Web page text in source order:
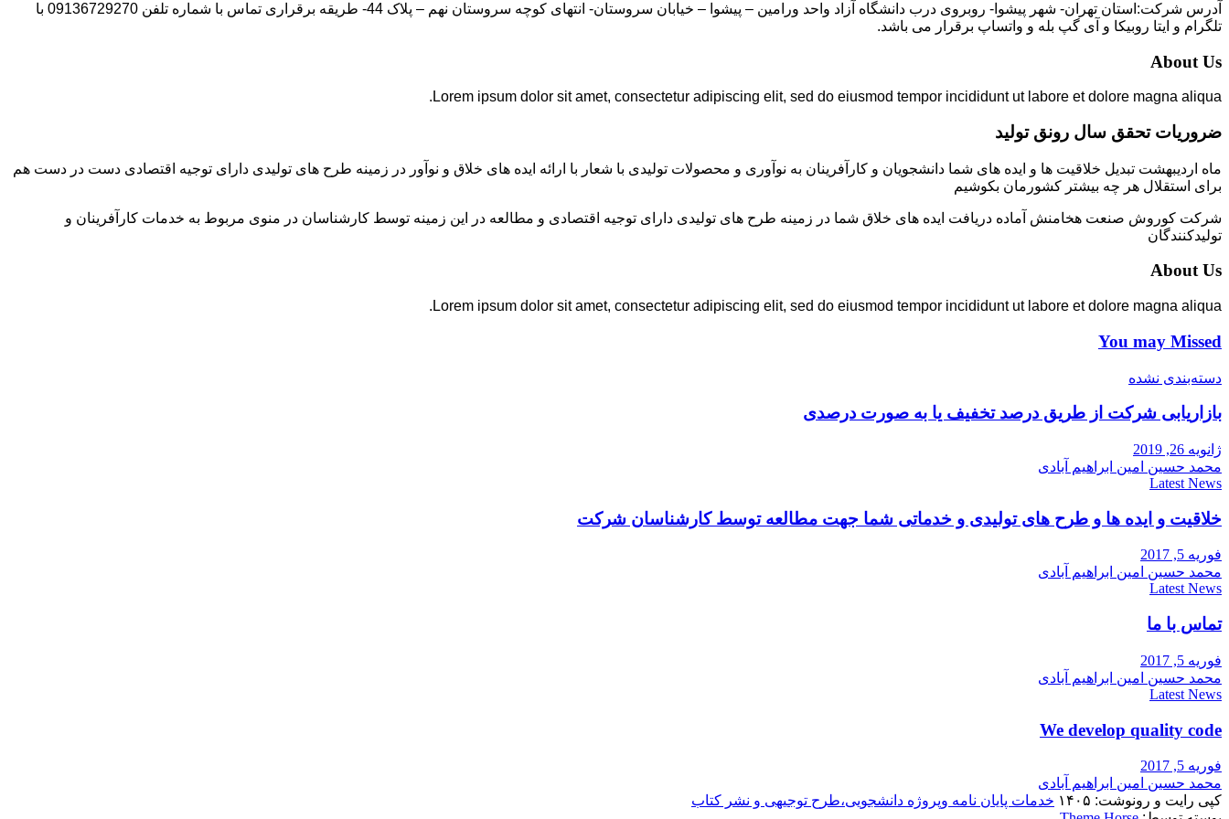
آدرس شرکت:استان تهران- شهر پیشوا- روبروی درب دانشگاه آزاد واحد ورامین – پیشوا – خیابان سروستان- انتهای کوچه سروستان نهم – پلاک 44- طریقه برقراری تماس با شماره تلفن 09136729270 با
تلگرام و ایتا روبیکا و آی گپ بله و واتساپ برقرار می باشد.
About Us
Lorem ipsum dolor sit amet, consectetur adipiscing elit, sed do eiusmod tempor incididunt ut labore et dolore magna aliqua.
ضروریات تحقق سال رونق تولید
ماه اردیبهشت تبدیل خلاقیت ها و ایده های شما دانشجویان و کارآفرینان به نوآوری و محصولات تولیدی با شعار با ارائه ایده های خلاق و نوآور در زمینه طرح های تولیدی دارای توجیه اقتصادی دست در دست هم
برای استقلال هر چه بیشتر کشورمان بکوشیم
شرکت کوروش صنعت هخامنش آماده دریافت ایده های خلاق شما در زمینه طرح های تولیدی دارای توجیه اقتصادی و مطالعه در این زمینه توسط کارشناسان در منوی مربوط به خدمات کارآفرینان و
تولیدکنندگان
About Us
Lorem ipsum dolor sit amet, consectetur adipiscing elit, sed do eiusmod tempor incididunt ut labore et dolore magna aliqua.
You may Missed
دسته‌بندی نشده
بازاریابی شرکت از طریق درصد تخفیف یا به صورت درصدی
ژانویه 26, 2019
محمد حسین امین ابراهیم آبادی
Latest News
خلاقیت و ایده ها و طرح های تولیدی و خدماتی شما جهت مطالعه توسط کارشناسان شرکت
فوریه 5, 2017
محمد حسین امین ابراهیم آبادی
Latest News
تماس با ما
فوریه 5, 2017
محمد حسین امین ابراهیم آبادی
Latest News
We develop quality code
فوریه 5, 2017
محمد حسین امین ابراهیم آبادی
کپی رایت و رونوشت: ۱۴۰۵
خدمات پایان نامه وپروژه دانشجویی،طرح توجیهی و نشر کتاب